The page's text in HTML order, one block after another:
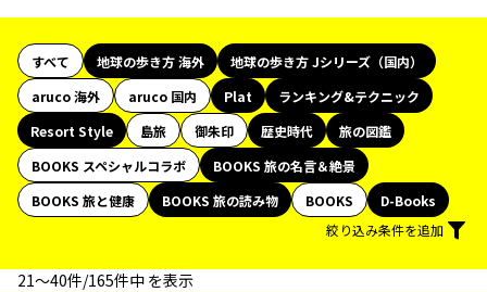
すべて 地球の歩き方 海外
地球の歩き方 Jシリーズ（国内）
aruco 海外
aruco 国内 Plat
ランキング&テクニック
Resort Style
島旅 御朱印 歴史時代
旅の図鑑
BOOKS スペシャルコラボ
BOOKS 旅の名言＆絶景
BOOKS 旅と健康
BOOKS 旅の読み物 BOOKS
D-Books
絞り込み条件を追加
21〜40件/165件中 を表示